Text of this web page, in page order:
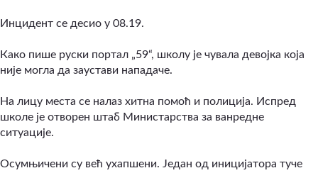
Инцидент се десио у 08.19.
Како пише руски портал „59“, школу је чувала девојка која
није могла да заустави нападаче.
На лицу места се налаз хитна помоћ и полиција. Испред
школе је отворен штаб Министарства за ванредне
ситуације.
Осумњичени су већ ухапшени. Један од иницијатора туче